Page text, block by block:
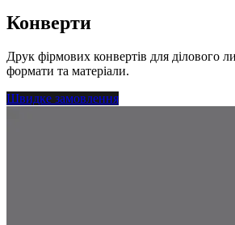
Конверти
Друк фірмових конвертів для ділового
формати та матеріали.
Швидке замовлення